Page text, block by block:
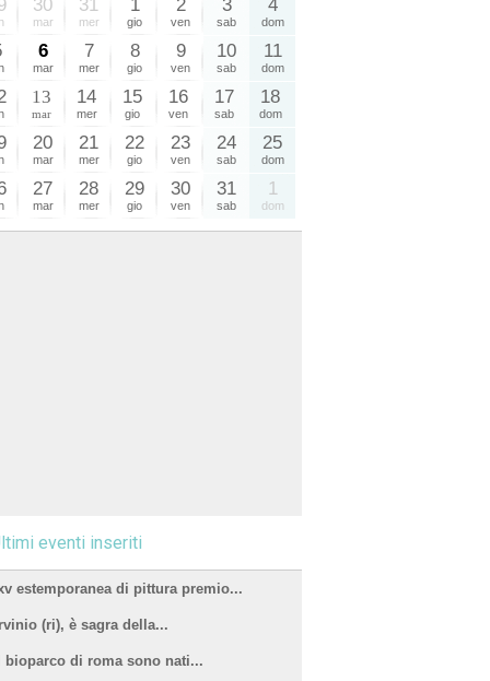
30
mar
31
mer
1
gio
2
ven
3
sab
4
dom
6
mar
7
mer
8
gio
9
ven
10
sab
11
dom
13
mar
14
mer
15
gio
16
ven
17
sab
18
dom
20
mar
21
mer
22
gio
23
ven
24
sab
25
dom
27
mar
28
mer
29
gio
30
ven
31
sab
1
dom
eventi inseriti
estemporanea di pittura premio...
(ri), è sagra della...
bioparco di roma sono nati...